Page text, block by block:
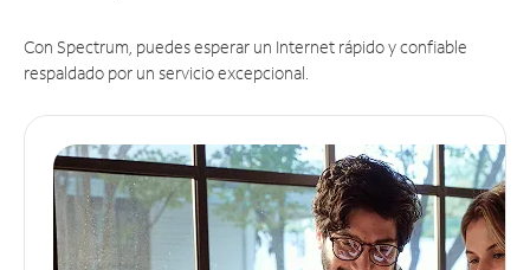
Con Spectrum, puedes esperar un Internet rápido y confiable
respaldado por un servicio excepcional.